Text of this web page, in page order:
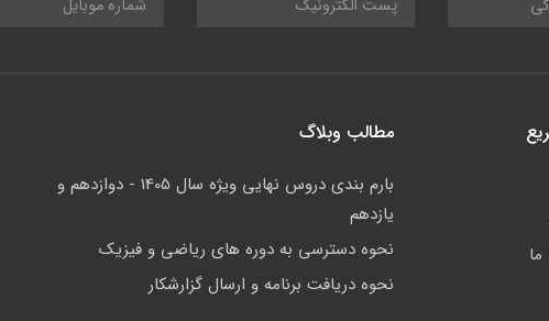
مطالب وبلاگ
بارم بندی دروس نهایی ویژه سال 1405 - دوازدهم و
یازدهم
نحوه دسترسی به دوره های ریاضی و فیزیک
نحوه دریافت برنامه و ارسال گزارشکار